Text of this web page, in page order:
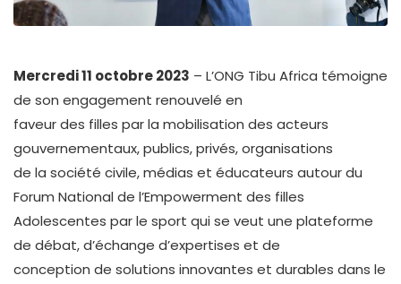
Mercredi 11 octobre 2023 – L’ONG Tibu Africa témoigne
de son engagement renouvelé en
faveur des filles par la mobilisation des acteurs
gouvernementaux, publics, privés, organisations
de la société civile, médias et éducateurs autour du
Forum National de l’Empowerment des filles
Adolescentes par le sport qui se veut une plateforme
de débat, d’échange d’expertises et de
conception de solutions innovantes et durables dans le